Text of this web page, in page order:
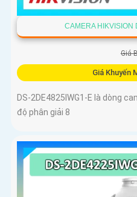
CAMERA HIKVISION
Giá
Giá Khuyến
DS-2DE4825IWG1-E là dòng
độ phân giải 8